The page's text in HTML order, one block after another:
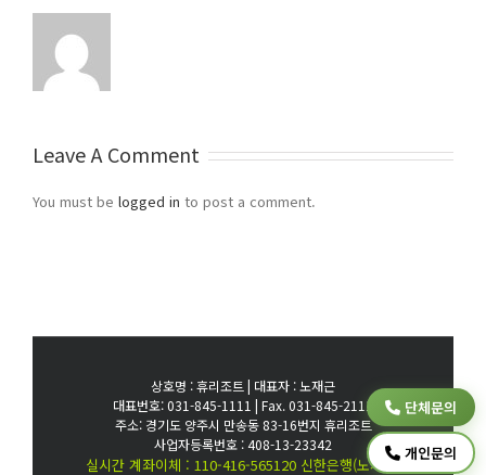
Leave A Comment
You must be logged in to post a comment.
상호명 : 휴리조트 | 대표자 : 노재근
대표번호: 031-845-1111 | Fax. 031-845-2111
주소: 경기도 양주시 만송동 83-16번지 휴리조트
사업자등록번호 : 408-13-23342
실시간 계좌이체 : 110-416-565120 신한은행(노재근)
단체문의
개인문의